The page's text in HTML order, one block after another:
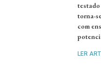
torna-
com
LER